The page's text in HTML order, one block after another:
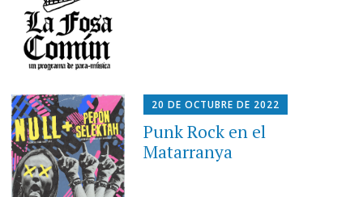
20 DE OCTUBRE DE 2022
Punk Rock en el
Matarranya